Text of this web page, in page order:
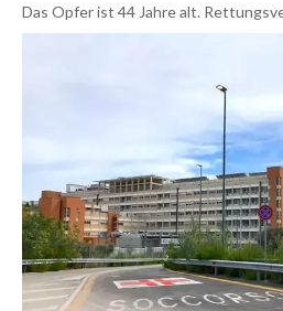
Das Opfer ist 44 Jahre alt.